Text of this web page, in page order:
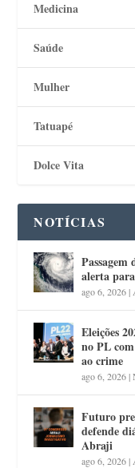
Medicina
Saúde
Mulher
Tatuapé
Dolce Vita
NOTÍCIAS
alerta
ago 6, 2026|
Eleições
no PL
ao crime
ago 6, 2026|
Futuro
defende
Abraji
ago 6, 2026|